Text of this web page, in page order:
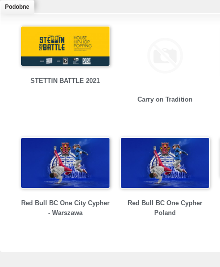
Podobne
STETTIN BATTLE 2021
Carry on Tradition
Red Bull BC One City Cypher
- Warszawa
Red Bull BC One Cypher
Poland